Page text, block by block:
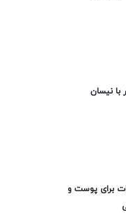
نیسان
برای پوست و